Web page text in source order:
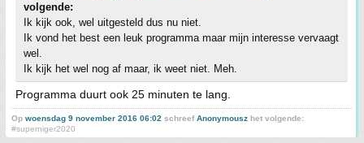
volgende:
Ik kijk ook, wel uitgesteld dus nu niet.
Ik vond het best een leuk programma maar mijn interesse vervaagt
wel.
Ik kijk het wel nog af maar, ik weet niet. Meh.
Programma duurt ook 25 minuten te lang.
Op woensdag 9 november 2016 06:02 schreefAnonymousz het volgende:
#superniger2020